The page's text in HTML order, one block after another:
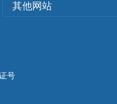
其他网站
号